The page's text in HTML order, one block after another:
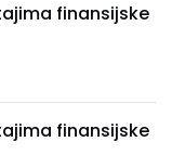
finansijske
finansijske